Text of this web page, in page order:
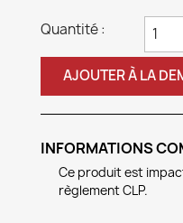
Quantité :
AJOUTER À LA
INFORMATIONS
Ce produit est
règlement CLP.